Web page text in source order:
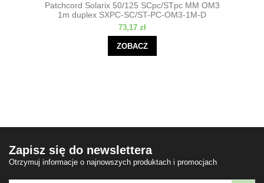
Patchcord Solarix 50/125 SCpc/STpc MM OM3
1m duplex SXPC-SC/ST-PC-OM3-1M-D
73,17 zł
ZOBACZ
Zapisz się do newslettera
Otrzymuj informacje o najnowszych produktach i promocjach